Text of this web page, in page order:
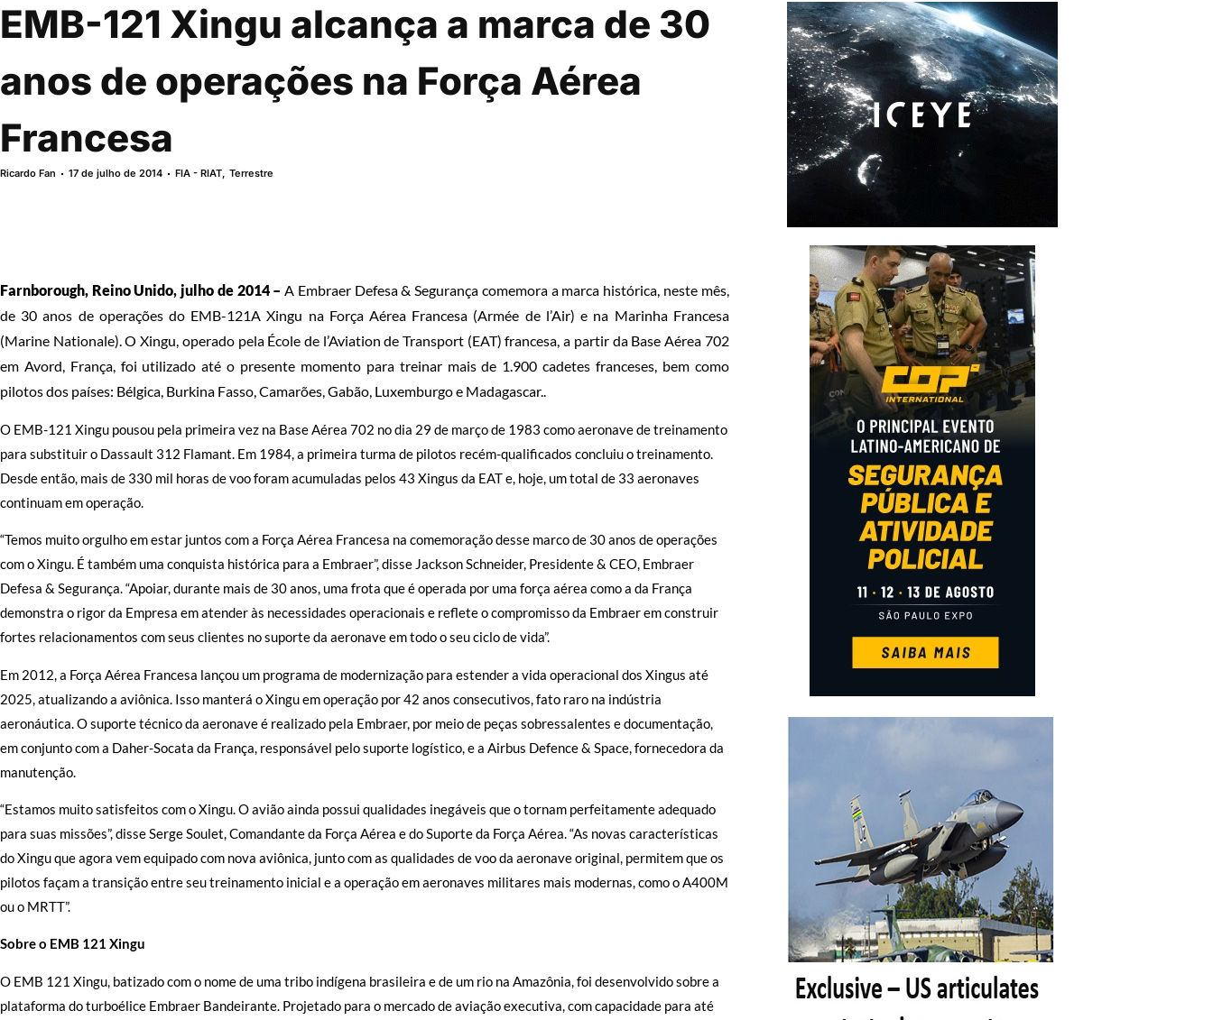
EMB-121 Xingu alcança a marca de 30
anos de operações na Força Aérea
Francesa
Ricardo Fan 17 de julho de 2014 FIA - RIAT,Terrestre
Farnborough, Reino Unido, julho de 2014 –A Embraer Defesa & Segurança comemora a marca histórica, neste mês,
de 30 anos de operações do EMB-121A Xingu na Força Aérea Francesa (Armée de l’Air) e na Marinha Francesa
(Marine Nationale). O Xingu, operado pela École de l’Aviation de Transport (EAT) francesa, a partir da Base Aérea 702
em Avord, França, foi utilizado até o presente momento para treinar mais de 1.900 cadetes franceses, bem como
pilotos dos países: Bélgica, Burkina Fasso, Camarões, Gabão, Luxemburgo e Madagascar..
O EMB-121 Xingu pousou pela primeira vez na Base Aérea 702 no dia 29 de março de 1983 como aeronave de treinamento
para substituir o Dassault 312 Flamant. Em 1984, a primeira turma de pilotos recém-qualificados concluiu o treinamento.
Desde então, mais de 330 mil horas de voo foram acumuladas pelos 43 Xingus da EAT e, hoje, um total de 33 aeronaves
continuam em operação.
“Temos muito orgulho em estar juntos com a Força Aérea Francesa na comemoração desse marco de 30 anos de operações
com o Xingu. É também uma conquista histórica para a Embraer”, disse Jackson Schneider, Presidente & CEO, Embraer
Defesa & Segurança. “Apoiar, durante mais de 30 anos, uma frota que é operada por uma força aérea como a da França
demonstra o rigor da Empresa em atender às necessidades operacionais e reflete o compromisso da Embraer em construir
fortes relacionamentos com seus clientes no suporte da aeronave em todo o seu ciclo de vida”.
Em 2012, a Força Aérea Francesa lançou um programa de modernização para estender a vida operacional dos Xingus até
2025, atualizando a aviônica. Isso manterá o Xingu em operação por 42 anos consecutivos, fato raro na indústria
aeronáutica. O suporte técnico da aeronave é realizado pela Embraer, por meio de peças sobressalentes e documentação,
em conjunto com a Daher-Socata da França, responsável pelo suporte logístico, e a Airbus Defence & Space, fornecedora da
manutenção.
“Estamos muito satisfeitos com o Xingu. O avião ainda possui qualidades inegáveis que o tornam perfeitamente adequado
para suas missões”, disse Serge Soulet, Comandante da Força Aérea e do Suporte da Força Aérea. “As novas características
do Xingu que agora vem equipado com nova aviônica, junto com as qualidades de voo da aeronave original, permitem que os
pilotos façam a transição entre seu treinamento inicial e a operação em aeronaves militares mais modernas, como o A400M
ou o MRTT”.
Sobre o EMB 121 Xingu
O EMB 121 Xingu, batizado com o nome de uma tribo indígena brasileira e de um rio na Amazônia, foi desenvolvido sobre a
plataforma do turboélice Embraer Bandeirante. Projetado para o mercado de aviação executiva, com capacidade para até